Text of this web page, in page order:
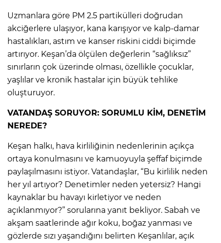
Uzmanlara göre PM 2.5 partikülleri doğrudan
akciğerlere ulaşıyor, kana karışıyor ve kalp-damar
hastalıkları, astım ve kanser riskini ciddi biçimde
artırıyor. Keşan’da ölçülen değerlerin “sağlıksız”
sınırların çok üzerinde olması, özellikle çocuklar,
yaşlılar ve kronik hastalar için büyük tehlike
oluşturuyor.
VATANDAŞ SORUYOR: SORUMLU KİM, DENETİM
NEREDE?
Keşan halkı, hava kirliliğinin nedenlerinin açıkça
ortaya konulmasını ve kamuoyuyla şeffaf biçimde
paylaşılmasını istiyor. Vatandaşlar, “Bu kirlilik neden
her yıl artıyor? Denetimler neden yetersiz? Hangi
kaynaklar bu havayı kirletiyor ve neden
açıklanmıyor?” sorularına yanıt bekliyor. Sabah ve
akşam saatlerinde ağır koku, boğaz yanması ve
gözlerde sızı yaşandığını belirten Keşanlılar, açık